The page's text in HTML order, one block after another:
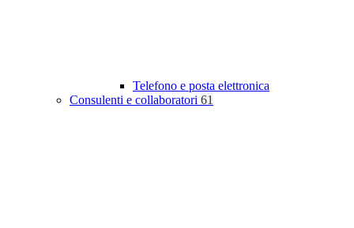
Telefono e posta elettronica
Consulenti e collaboratori 61